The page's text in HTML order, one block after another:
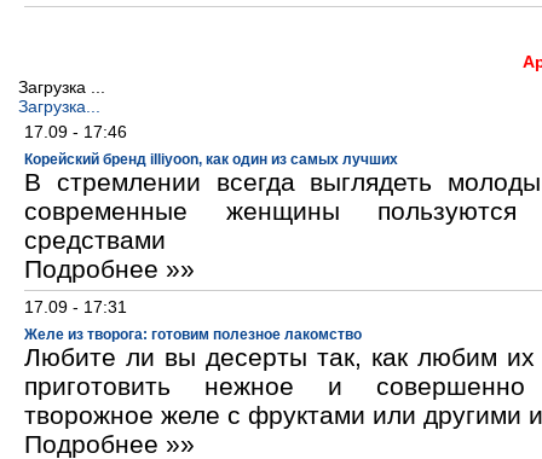
Загрузка ...
Загрузка...
17.09 - 17:46
Корейский бренд illiyoon, как один из самых лучших
В стремлении всегда выглядеть
современные женщины пользуются
средствами
Подробнее »»
17.09 - 17:31
Желе из творога: готовим полезное лакомство
Любите ли вы десерты так, как любим
приготовить нежное и
творожное желе с фруктами или другими
Подробнее »»